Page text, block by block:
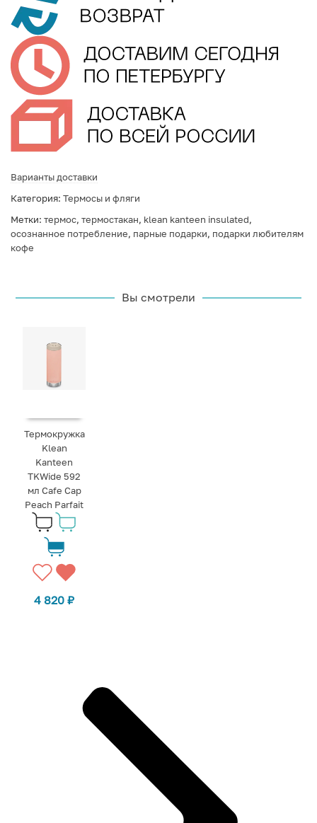
Варианты доставки
Категория: Термосы и фляги
Метки: термос, термостакан, klean kanteen insulated,
осознанное потребление, парные подарки, подарки любителям
кофе
Вы смотрели
Термокружка
Klean
Kanteen
TKWide 592
мл Cafe Cap
Peach Parfait
4 820₽